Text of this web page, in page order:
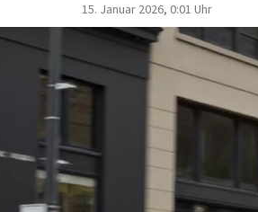
15. Januar 2026, 0:01 Uhr